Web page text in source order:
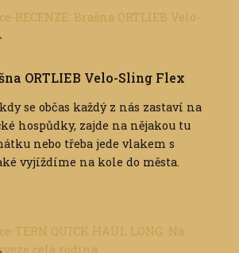
ORTLIEB Velo-Sling Flex
se občas každý z nás zastaví na
hospůdky, zajde na nějakou tu
nebo třeba jede vlakem s
vyjíždíme na kole do města.